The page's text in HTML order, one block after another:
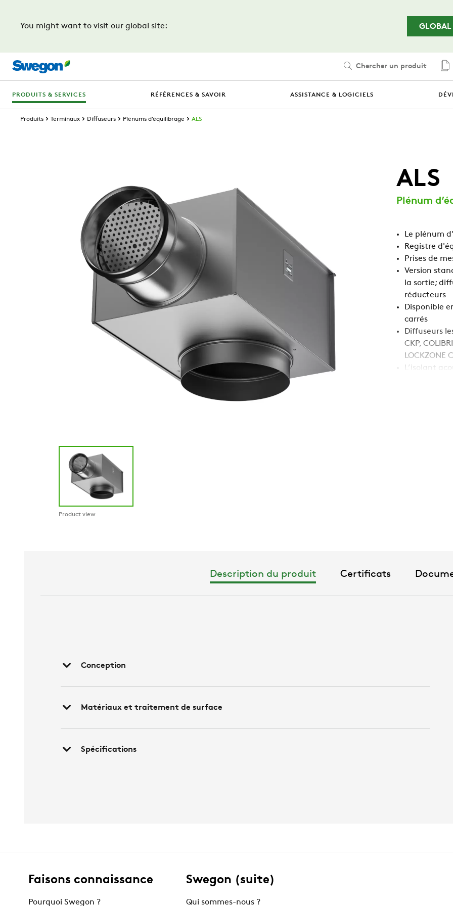
You might want to visit our global site:
GLOBAL
Chercher un produit
PRODUITS & SERVICES RÉFÉRENCES & SAVOIR ASSISTANCE & LOGICIELS
Produits Terminaux Diffuseurs Plénums d’équilibrage ALS
Product view
ALS
Plénum
Le plénum
Registre
Prises de
Version
la sortie;
réducteurs
Disponible
carrés
Diffuseurs
CKP,
LOCKZONE
L’isolant
Description du produit Certificats
Conception
Matériaux et traitement de surface
Spécifications
Faisons connaissance
Pourquoi Swegon ?
Swegon (suite)
Qui sommes-nous ?